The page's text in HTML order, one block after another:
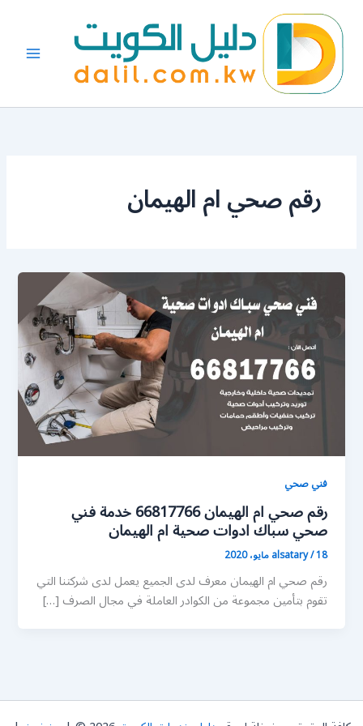
المحتوى
رقم صحي ام الهيمان
فني صحي
رقم صحي ام الهيمان 66817766 خدمة فني
صحي سباك ادوات صحية ام الهيمان
alsatary/18 مايو، 2020
رقم صحي ام الهيمان معرف لدى الجميع يعمل لدى شركتنا التي
تقوم بتأمين مجموعة من الكوادر العاملة في مجال الصرف […]